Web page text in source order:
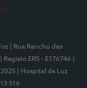
| Rua Rancho das
| Registo ERS - E176746
| Hospital da Luz
516